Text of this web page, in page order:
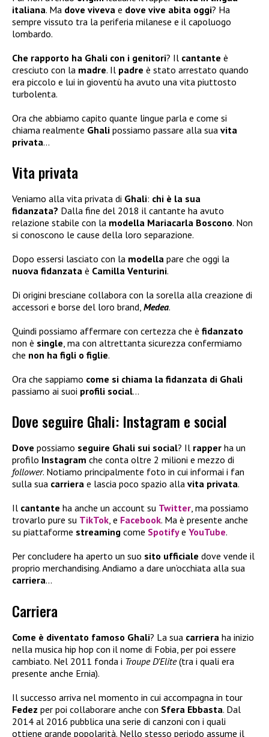
italiana. Ma dove viveva e dove vive abita oggi? Ha
sempre vissuto tra la periferia milanese e il capoluogo
lombardo.
Che rapporto ha Ghali con i genitori? Il cantante è
cresciuto con la madre. Il padre è stato arrestato quando
era piccolo e lui in gioventù ha avuto una vita piuttosto
turbolenta.
Ora che abbiamo capito quante lingue parla e come si
chiama realmente Ghali possiamo passare alla sua vita
privata…
Vita privata
Veniamo alla vita privata di Ghali: chi è la sua
fidanzata? Dalla fine del 2018 il cantante ha avuto
relazione stabile con la modella Mariacarla Boscono. Non
si conoscono le cause della loro separazione.
Dopo essersi lasciato con la modella pare che oggi la
nuova fidanzata è Camilla Venturini.
Di origini bresciane collabora con la sorella alla creazione di
accessori e borse del loro brand, Medea.
Quindi possiamo affermare con certezza che è fidanzato
non è single, ma con altrettanta sicurezza confermiamo
che non ha figli o figlie.
Ora che sappiamo come si chiama la fidanzata di Ghali
passiamo ai suoi profili social…
Dove seguire Ghali: Instagram e social
Dove possiamo seguire Ghali sui social? Il rapper ha un
profilo Instagram che conta oltre 2 milioni e mezzo di
follower. Notiamo principalmente foto in cui informai i fan
sulla sua carriera e lascia poco spazio alla vita privata.
Il cantante ha anche un account su Twitter, ma possiamo
trovarlo pure su TikTok, e Facebook. Ma è presente anche
su piattaforme streaming come Spotifye YouTube.
Per concludere ha aperto un suo sito ufficiale dove vende il
proprio merchandising. Andiamo a dare un’occhiata alla sua
carriera…
Carriera
Come è diventato famoso Ghali? La sua carriera ha inizio
nella musica hip hop con il nome di Fobia, per poi essere
cambiato. Nel 2011 fonda i Troupe D’Elite(tra i quali era
presente anche Ernia).
Il successo arriva nel momento in cui accompagna in tour
Fedez per poi collaborare anche con Sfera Ebbasta. Dal
2014 al 2016 pubblica una serie di canzoni con i quali
ottiene grande popolarità. Nello stesso periodo assume il